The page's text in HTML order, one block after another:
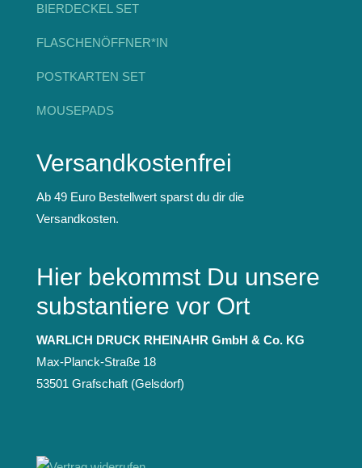
BIERDECKEL SET
FLASCHENÖFFNER*IN
POSTKARTEN SET
MOUSEPADS
Versandkostenfrei
Ab 49 Euro Bestellwert sparst du dir die
Versandkosten.
Hier bekommst Du unsere
substantiere vor Ort
WARLICH DRUCK RHEINAHR GmbH & Co. KG
Max-Planck-Straße 18
53501 Grafschaft (Gelsdorf)